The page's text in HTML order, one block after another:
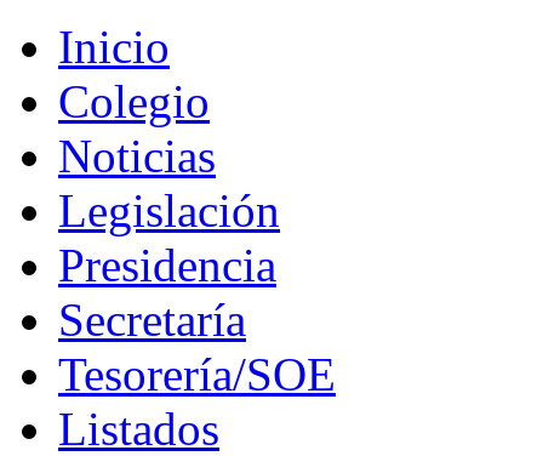
Inicio
Colegio
Noticias
Legislación
Presidencia
Secretaría
Tesorería/SOE
Listados